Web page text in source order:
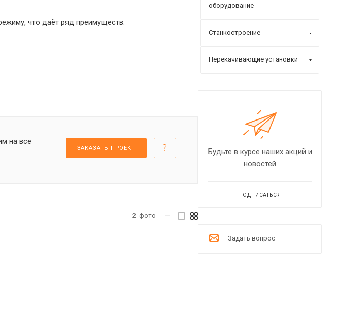
что даёт ряд преимуществ:
на все
ЗАКАЗАТЬ ПРОЕКТ
2 фото
оборудование
Станкостроение
Перекачивающие установки
Будьте в курсе наших акций и
новостей
ПОДПИСАТЬСЯ
Задать вопрос